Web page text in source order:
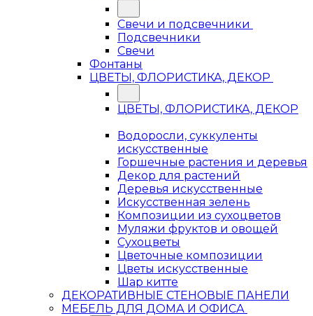
Свечи и подсвечники
Подсвечники
Свечи
Фонтаны
ЦВЕТЫ, ФЛОРИСТИКА, ДЕКОР
ЦВЕТЫ, ФЛОРИСТИКА, ДЕКОР
Водоросли, суккуленты
искусственные
Горшечные растения и деревья
Декор для растений
Деревья искусственные
Искусственная зелень
Композиции из сухоцветов
Муляжи фруктов и овощей
Сухоцветы
Цветочные композиции
Цветы искусственные
Шар китте
ДЕКОРАТИВНЫЕ СТЕНОВЫЕ ПАНЕЛИ
МЕБЕЛЬ ДЛЯ ДОМА И ОФИСА